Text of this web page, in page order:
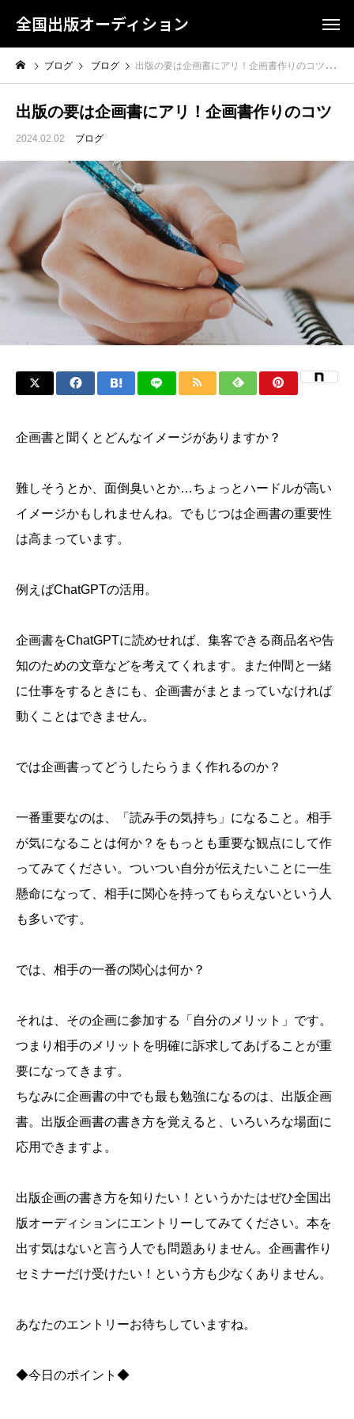
全国出版オーディション
ブログ ブログ 出版の要は企画書にアリ！企画書作りのコツ
出版の要は企画書にアリ！企画書作りのコツ
2024.02.02 ブログ
企画書と聞くとどんなイメージがありますか？
難しそうとか、面倒臭いとか…ちょっとハードルが高い
イメージかもしれませんね。でもじつは企画書の重要性
は高まっています。
例えばChatGPTの活用。
企画書をChatGPTに読めせれば、集客できる商品名や告
知のための文章などを考えてくれます。また仲間と一緒
に仕事をするときにも、企画書がまとまっていなければ
動くことはできません。
では企画書ってどうしたらうまく作れるのか？
一番重要なのは、「読み手の気持ち」になること。相手
が気になることは何か？をもっとも重要な観点にして作
ってみてください。ついつい自分が伝えたいことに一生
懸命になって、相手に関心を持ってもらえないという人
も多いです。
では、相手の一番の関心は何か？
それは、その企画に参加する「自分のメリット」です。
つまり相手のメリットを明確に訴求してあげることが重
要になってきます。
ちなみに企画書の中でも最も勉強になるのは、出版企画
書。出版企画書の書き方を覚えると、いろいろな場面に
応用できますよ。
出版企画の書き方を知りたい！というかたはぜひ全国出
版オーディションにエントリーしてみてください。本を
出す気はないと言う人でも問題ありません。企画書作り
セミナーだけ受けたい！という方も少なくありません。
あなたのエントリーお待ちしていますね。
◆今日のポイント◆